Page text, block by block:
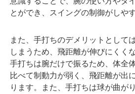
とができ、スイングの制御がしや
また、手打ちのデメリットとして
しまうため、飛距離が伸びにくく
手打ちは腕だけで振るため、体全
比べて制動力が弱く、飛距離が出
ります。また、手打ちは球が曲が